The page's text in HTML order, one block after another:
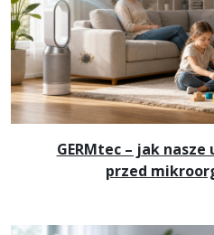
GERMtec – jak
przed